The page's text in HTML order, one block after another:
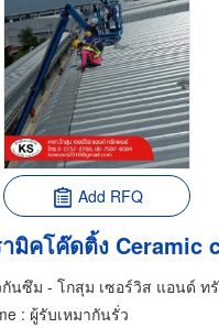
Add RFQ
นซึม - โกสุม เซอร์วิส แอนด์ ท
: ผู้รับเหมากันรั่ว